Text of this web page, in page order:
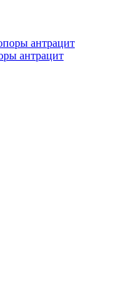
антрацит